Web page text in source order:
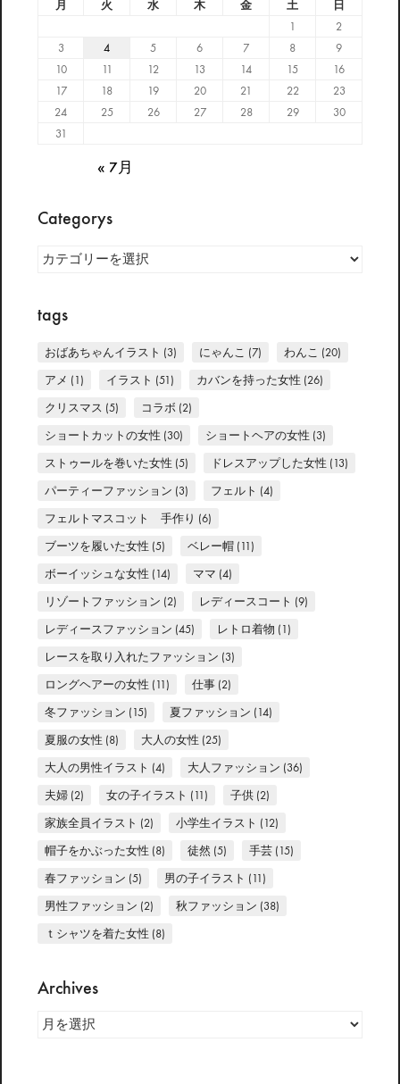
月 火 水 木 金 土
日
1
2
3
4 5 6 7 8
9
10
11 12 13 14 15
16
17
18 19 20 21 22
23
24
25 26 27 28 29
30
31
« 7月
Categorys
tags
おばあちゃんイラスト (3) にゃんこ (7) わんこ (20)
アメ (1) イラスト (51) カバンを持った女性 (26)
クリスマス (5) コラボ (2)
ショートカットの女性 (30) ショートヘアの女性 (3)
ストゥールを巻いた女性 (5) ドレスアップした女性 (13)
パーティーファッション (3) フェルト (4)
フェルトマスコット 手作り (6)
ブーツを履いた女性 (5) ベレー帽 (11)
ボーイッシュな女性 (14) ママ (4)
リゾートファッション (2) レディースコート (9)
レディースファッション (45) レトロ着物 (1)
レースを取り入れたファッション (3)
ロングヘアーの女性 (11) 仕事 (2)
冬ファッション (15) 夏ファッション (14)
夏服の女性 (8) 大人の女性 (25)
大人の男性イラスト (4) 大人ファッション (36)
夫婦 (2) 女の子イラスト (11) 子供 (2)
家族全員イラスト (2) 小学生イラスト (12)
帽子をかぶった女性 (8) 徒然 (5) 手芸 (15)
春ファッション (5) 男の子イラスト (11)
男性ファッション (2) 秋ファッション (38)
ｔシャツを着た女性 (8)
Archives
Archives